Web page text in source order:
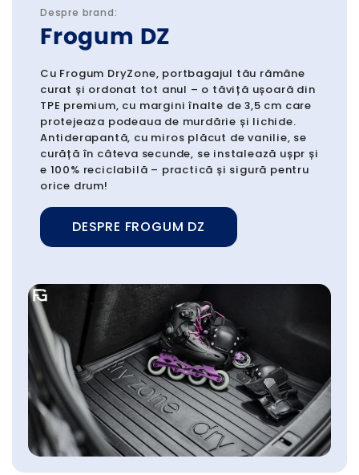
Despre brand:
Frogum DZ
Cu Frogum DryZone, portbagajul tău rămâne
curat și ordonat tot anul – o tăviță ușoară din
TPE premium, cu margini înalte de 3,5 cm care
protejeaza podeaua de murdărie și lichide.
Antiderapantă, cu miros plăcut de vanilie, se
curăță în câteva secunde, se instalează ușpr și
e 100% reciclabilă – practică și sigură pentru
orice drum!
DESPRE FROGUM DZ